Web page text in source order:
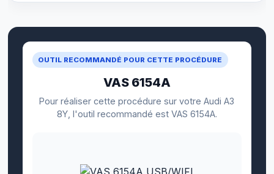
OUTIL RECOMMANDÉ POUR CETTE PROCÉDURE
VAS 6154A
Pour réaliser cette procédure sur votre Audi A3
8Y, l'outil recommandé est VAS 6154A.